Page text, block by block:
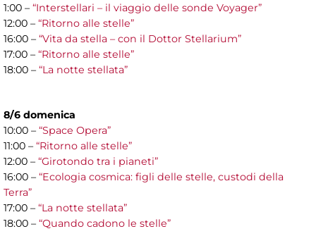
1:00 – “Interstellari – il viaggio delle sonde Voyager”
12:00 – “Ritorno alle stelle”
16:00 – “Vita da stella – con il Dottor Stellarium”
17:00 – “Ritorno alle stelle”
18:00 – “La notte stellata”
8/6 domenica
10:00 – “Space Opera”
11:00 – “Ritorno alle stelle”
12:00 – “Girotondo tra i pianeti”
16:00 – “Ecologia cosmica: figli delle stelle, custodi della
Terra”
17:00 – “La notte stellata”
18:00 – “Quando cadono le stelle”